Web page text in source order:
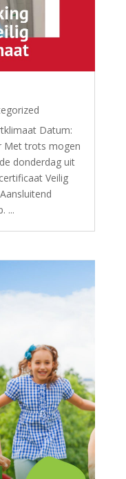
Datum:
Met trots mogen
donderdag uit
Veilig
...